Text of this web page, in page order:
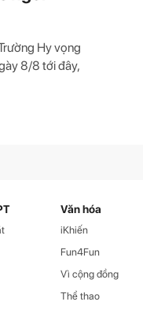
Hy vọng
8/8 tới đây,
Văn hóa
iKhiến
Fun4Fun
Vì cộng đồng
Thể thao